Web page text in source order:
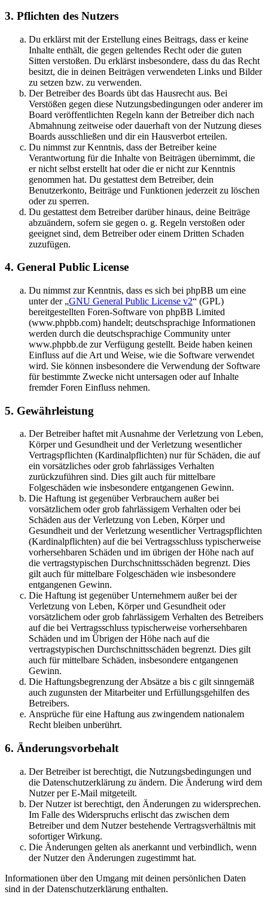
3. Pflichten des Nutzers
Du erklärst mit der Erstellung eines Beitrags, dass er keine
Inhalte enthält, die gegen geltendes Recht oder die guten
Sitten verstoßen. Du erklärst insbesondere, dass du das Recht
besitzt, die in deinen Beiträgen verwendeten Links und Bilder
zu setzen bzw. zu verwenden.
Der Betreiber des Boards übt das Hausrecht aus. Bei
Verstößen gegen diese Nutzungsbedingungen oder anderer im
Board veröffentlichten Regeln kann der Betreiber dich nach
Abmahnung zeitweise oder dauerhaft von der Nutzung dieses
Boards ausschließen und dir ein Hausverbot erteilen.
Du nimmst zur Kenntnis, dass der Betreiber keine
Verantwortung für die Inhalte von Beiträgen übernimmt, die
er nicht selbst erstellt hat oder die er nicht zur Kenntnis
genommen hat. Du gestattest dem Betreiber, dein
Benutzerkonto, Beiträge und Funktionen jederzeit zu löschen
oder zu sperren.
Du gestattest dem Betreiber darüber hinaus, deine Beiträge
abzuändern, sofern sie gegen o. g. Regeln verstoßen oder
geeignet sind, dem Betreiber oder einem Dritten Schaden
zuzufügen.
4. General Public License
Du nimmst zur Kenntnis, dass es sich bei phpBB um eine
unter der „GNU General Public License v2“ (GPL)
bereitgestellten Foren-Software von phpBB Limited
(www.phpbb.com) handelt; deutschsprachige Informationen
werden durch die deutschsprachige Community unter
www.phpbb.de zur Verfügung gestellt. Beide haben keinen
Einfluss auf die Art und Weise, wie die Software verwendet
wird. Sie können insbesondere die Verwendung der Software
für bestimmte Zwecke nicht untersagen oder auf Inhalte
fremder Foren Einfluss nehmen.
5. Gewährleistung
Der Betreiber haftet mit Ausnahme der Verletzung von Leben,
Körper und Gesundheit und der Verletzung wesentlicher
Vertragspflichten (Kardinalpflichten) nur für Schäden, die auf
ein vorsätzliches oder grob fahrlässiges Verhalten
zurückzuführen sind. Dies gilt auch für mittelbare
Folgeschäden wie insbesondere entgangenen Gewinn.
Die Haftung ist gegenüber Verbrauchern außer bei
vorsätzlichem oder grob fahrlässigem Verhalten oder bei
Schäden aus der Verletzung von Leben, Körper und
Gesundheit und der Verletzung wesentlicher Vertragspflichten
(Kardinalpflichten) auf die bei Vertragsschluss typischerweise
vorhersehbaren Schäden und im übrigen der Höhe nach auf
die vertragstypischen Durchschnittsschäden begrenzt. Dies
gilt auch für mittelbare Folgeschäden wie insbesondere
entgangenen Gewinn.
Die Haftung ist gegenüber Unternehmern außer bei der
Verletzung von Leben, Körper und Gesundheit oder
vorsätzlichem oder grob fahrlässigem Verhalten des Betreibers
auf die bei Vertragsschluss typischerweise vorhersehbaren
Schäden und im Übrigen der Höhe nach auf die
vertragstypischen Durchschnittsschäden begrenzt. Dies gilt
auch für mittelbare Schäden, insbesondere entgangenen
Gewinn.
Die Haftungsbegrenzung der Absätze a bis c gilt sinngemäß
auch zugunsten der Mitarbeiter und Erfüllungsgehilfen des
Betreibers.
Ansprüche für eine Haftung aus zwingendem nationalem
Recht bleiben unberührt.
6. Änderungsvorbehalt
Der Betreiber ist berechtigt, die Nutzungsbedingungen und
die Datenschutzerklärung zu ändern. Die Änderung wird dem
Nutzer per E-Mail mitgeteilt.
Der Nutzer ist berechtigt, den Änderungen zu widersprechen.
Im Falle des Widerspruchs erlischt das zwischen dem
Betreiber und dem Nutzer bestehende Vertragsverhältnis mit
sofortiger Wirkung.
Die Änderungen gelten als anerkannt und verbindlich, wenn
der Nutzer den Änderungen zugestimmt hat.
Informationen über den Umgang mit deinen persönlichen Daten
sind in der Datenschutzerklärung enthalten.